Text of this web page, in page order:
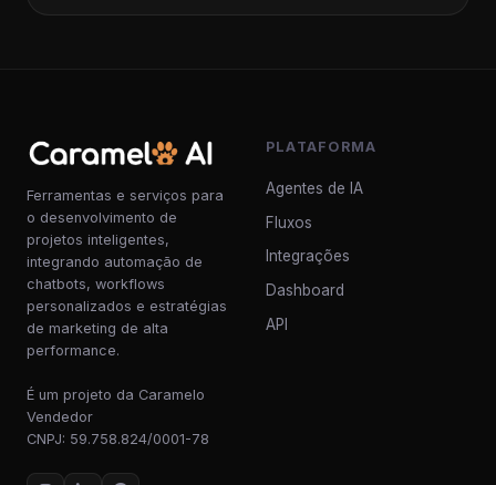
Ferramentas e serviços para
o desenvolvimento de
projetos inteligentes,
integrando automação de
chatbots, workflows
personalizados e estratégias
de marketing de alta
performance.
É um projeto da Caramelo
Vendedor
CNPJ: 59.758.824/0001-78
PLATAFORMA
Agentes de IA
Fluxos
Integrações
Dashboard
API